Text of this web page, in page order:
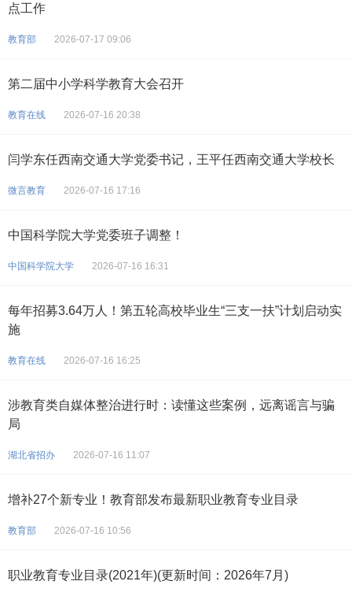
点工作
教育部 2026-07-17 09:06
第二届中小学科学教育大会召开
教育在线 2026-07-16 20:38
闫学东任西南交通大学党委书记，王平任西南交通大学校长
微言教育 2026-07-16 17:16
中国科学院大学党委班子调整！
中国科学院大学 2026-07-16 16:31
每年招募3.64万人！第五轮高校毕业生“三支一扶”计划启动实
施
教育在线 2026-07-16 16:25
涉教育类自媒体整治进行时：读懂这些案例，远离谣言与骗
局
湖北省招办 2026-07-16 11:07
增补27个新专业！教育部发布最新职业教育专业目录
教育部 2026-07-16 10:56
职业教育专业目录(2021年)(更新时间：2026年7月)